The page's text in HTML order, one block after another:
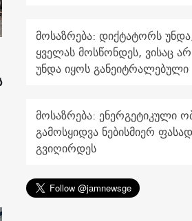
მოსაზრება: დიქტატორს
ყველას მოსწონდეს, ვისაც
უნდა იყოს განეიტრალებული
მოსაზრება: ენერგეტიკული
გამოსყიდვა ნებისმიერ
გვიღირდეს